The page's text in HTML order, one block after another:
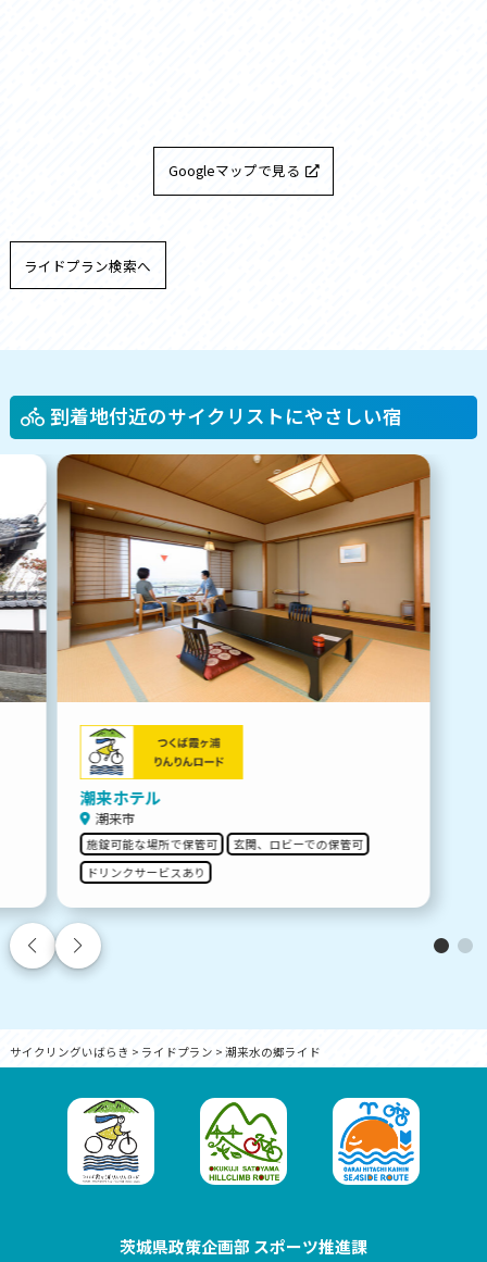
Googleマップで見る
ライドプラン検索へ
到着地付近のサイクリストにやさしい宿
潮来ホテル
潮来市
施錠可能な場所で保管可
玄関、ロビーでの保管可
ドリンクサービスあり
サイクリングいばらき > ライドプラン > 潮来水の郷ライド
茨城県政策企画部 スポーツ推進課